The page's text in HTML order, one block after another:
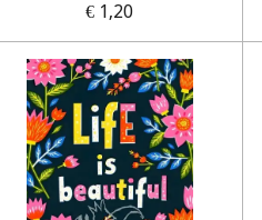
€ 1,20